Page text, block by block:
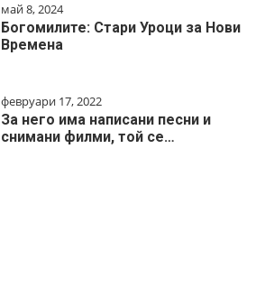
май 8, 2024
Богомилите: Стари Уроци за Нови
Времена
февруари 17, 2022
За него има написани песни и
снимани филми, той се…